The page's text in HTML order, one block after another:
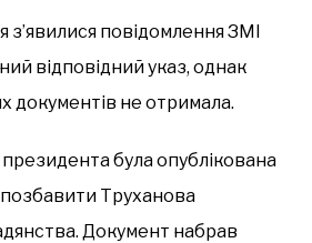
з’явилися повідомлення ЗМІ
відповідний указ, однак
документів не отримала.
була опублікована
Труханова
Документ набрав